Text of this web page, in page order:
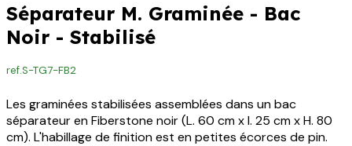
Séparateur M. Graminée - Bac
Noir - Stabilisé
ref.S-TG7-FB2
Les graminées stabilisées assemblées dans un bac
séparateur en Fiberstone noir (L. 60 cm x l. 25 cm x H. 80
cm). L'habillage de finition est en petites écorces de pin.